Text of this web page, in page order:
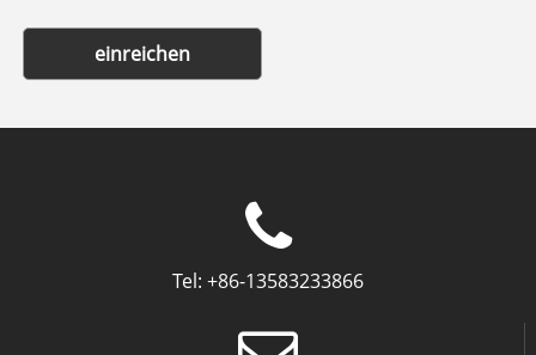
einreichen
Tel: +86-13583233866